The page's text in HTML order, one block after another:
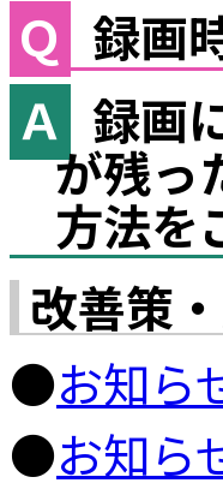
録画
録画
が残っ
方法を
改善策
●お知ら
●お知ら